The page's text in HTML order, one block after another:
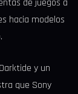
de juegos a
hacia modelos
y un
que Sony